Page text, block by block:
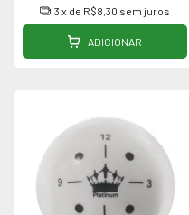
3 x de R$8,30 sem juros
ADICIONAR